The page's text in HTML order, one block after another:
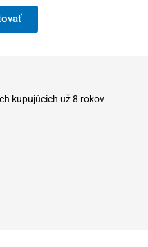
kupujúcich už 8 rokov